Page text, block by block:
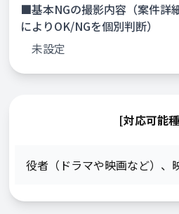
■基本NGの撮影内容（案件詳
によりOK/NGを個別判断）
未設定
[対応可能
役者（ドラマや映画など） 、